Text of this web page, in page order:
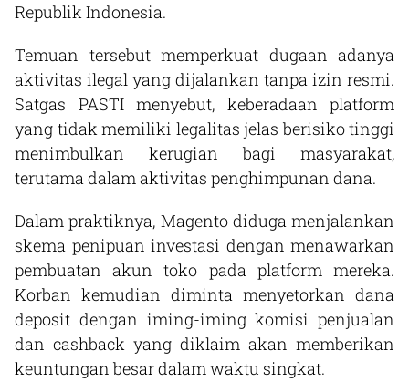
Republik Indonesia.
Temuan tersebut memperkuat dugaan adanya
aktivitas ilegal yang dijalankan tanpa izin resmi.
Satgas PASTI menyebut, keberadaan platform
yang tidak memiliki legalitas jelas berisiko tinggi
menimbulkan kerugian bagi masyarakat,
terutama dalam aktivitas penghimpunan dana.
Dalam praktiknya, Magento diduga menjalankan
skema penipuan investasi dengan menawarkan
pembuatan akun toko pada platform mereka.
Korban kemudian diminta menyetorkan dana
deposit dengan iming-iming komisi penjualan
dan cashback yang diklaim akan memberikan
keuntungan besar dalam waktu singkat.